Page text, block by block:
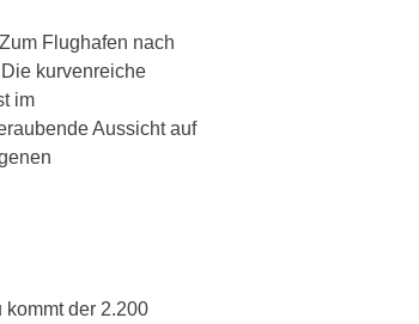
Flughafen nach
kurvenreiche
im
Aussicht auf
der 2.200